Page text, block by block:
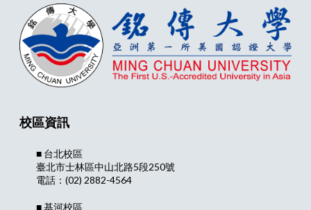
校區資訊
■ 台北校區
臺北市士林區中山北路5段250號
電話：(02) 2882-4564
■ 基河校區